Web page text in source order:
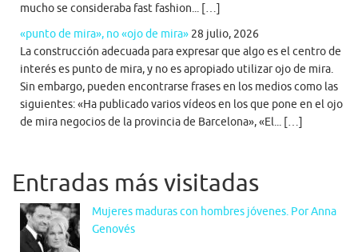
mucho se consideraba fast fashion... […]
«punto de mira», no «ojo de mira» 28 julio, 2026
La construcción adecuada para expresar que algo es el centro de
interés es punto de mira, y no es apropiado utilizar ojo de mira.
Sin embargo, pueden encontrarse frases en los medios como las
siguientes: «Ha publicado varios vídeos en los que pone en el ojo
de mira negocios de la provincia de Barcelona», «El... […]
Entradas más visitadas
Mujeres maduras con hombres jóvenes. Por Anna
Genovés